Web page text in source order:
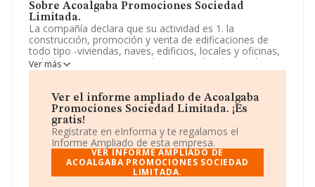
Sobre Acoalgaba Promociones Sociedad
Limitada.
La compañía declara que su actividad es 1. la
construcción, promoción y venta de edificaciones de
todo tipo -viviendas, naves, edificios, locales y oficinas,
a título enunciativo, no excluyente-. 2. la adquisición,
venta, parcelación, arrendamiento y administración de
desarrollo. La sociedad está registrada como Sociedad
Limitada. Su actividad CNAE es '%cnae%' con código
4101. La compañía no tiene actividad en mercados
exteriores.
Su email esacoalgabapromociones@gmail.com.
La empresa españolaAcoalgaba Promociones
Ver más
Ver el informe ampliado de Acoalgaba
Promociones Sociedad Limitada. ¡Es
gratis!
Regístrate en eInforma y te regalamos el
Informe Ampliado de esta empresa.
VER INFORME AMPLIADO DE
ACOALGABA PROMOCIONES SOCIEDAD
LIMITADA.